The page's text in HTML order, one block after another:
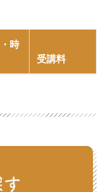
時
受講料